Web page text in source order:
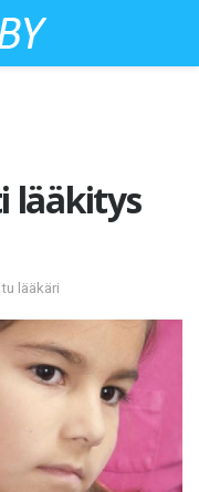
lääkitys
lääkäri